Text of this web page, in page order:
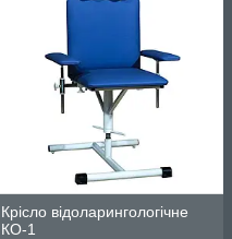
Крісло відоларингологічне
КО-1